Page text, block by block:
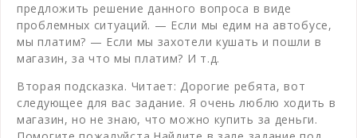
предложить решение данного вопроса в виде
проблемных ситуаций. — Если мы едим на автобусе,
мы платим? — Если мы захотели кушать и пошли в
магазин, за что мы платим? И т.д.
Вторая подсказка. Читает: Дорогие ребята, вот
следующее для вас задание. Я очень люблю ходить в
магазин, но не знаю, что можно купить за деньги.